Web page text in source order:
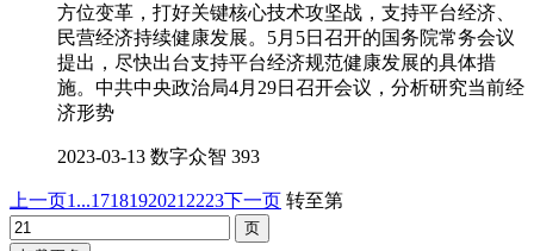
方位变革，打好关键核心技术攻坚战，支持平台经济、
民营经济持续健康发展。5月5日召开的国务院常务会议
提出，尽快出台支持平台经济规范健康发展的具体措
施。中共中央政治局4月29日召开会议，分析研究当前经
济形势
2023-03-13 数字众智 393
上一页1...1718192021 2223下一页 转至第